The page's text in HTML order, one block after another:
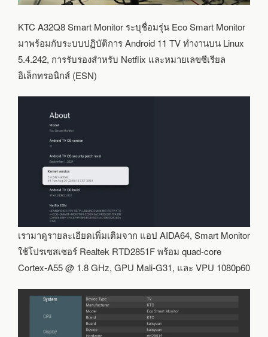
KTC A32Q8 Smart Monitor ระบุชื่อมรุ่น Eco Smart Monitor
มาพร้อมกับระบบปฏิบัติการ Android 11 TV ทำงานบน Linux
5.4.242, การรับรองสำหรับ Netflix และหมายเลขซีเรียล
อิเล็กทรอนิกส์ (ESN)
เรามาดูรายละเอียดเพิ่มเติมจาก แอป AIDA64, Smart Monitor
ใช้โปรเซสเซอร์ Realtek RTD2851F พร้อม quad-core
Cortex-A55 @ 1.8 GHz, GPU Mali-G31, และ VPU 1080p60